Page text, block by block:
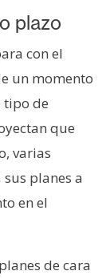
plazo
con el
un momento
tipo de
que
varias
planes a
en el
de cara